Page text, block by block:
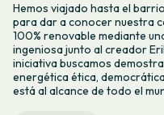
Hemos viajado hasta el
para dar a conocer nuestra
100% renovable mediante
ingeniosa junto al creador
iniciativa buscamos
energética ética,
está al alcance de todo el